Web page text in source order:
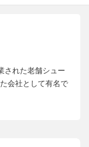
された老舗シュー
会社として有名で